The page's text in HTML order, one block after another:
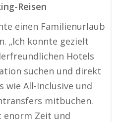
Reisen
einen Familienurlaub
„Ich konnte gezielt
Hotels
suchen und direkt
wie All-Inclusive und
mitbuchen.
enorm Zeit und